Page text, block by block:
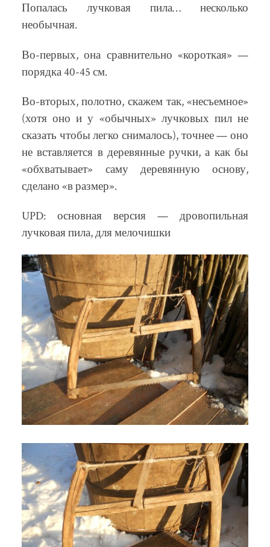
Попалась лучковая пила… несколько
необычная.
Во-первых, она сравнительно «короткая» —
порядка 40-45 см.
Во-вторых, полотно, скажем так, «несъемное»
(хотя оно и у «обычных» лучковых пил не
сказать чтобы легко снималось), точнее — оно
не вставляется в деревянные ручки, а как бы
«обхватывает» саму деревянную основу,
сделано «в размер».
UPD: основная версия — дровопильная
лучковая пила, для мелочишки